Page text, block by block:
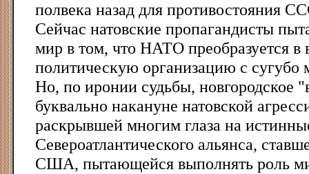
полвека назад для противостояния
Сейчас натовские пропагандисты
мир в том, что НАТО преобразуется в
политическую организацию с
Но, по иронии судьбы, новгородское
буквально накануне натовской
раскрывшей многим глаза на
Североатлантического альянса,
США, пытающейся выполнять роль